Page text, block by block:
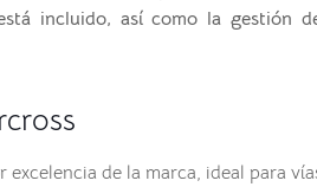
incluido, así como la gestión
de la marca, ideal para